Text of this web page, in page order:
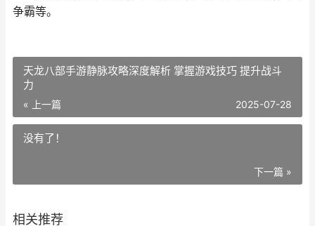
争霸等。
天龙八部手游静脉攻略深度解析 掌握游戏技巧 提升战斗
力
« 上一篇 2025-07-28
没有了！
下一篇 »
相关推荐